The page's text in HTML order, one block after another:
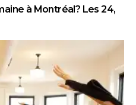
à Montréal? Les 24,